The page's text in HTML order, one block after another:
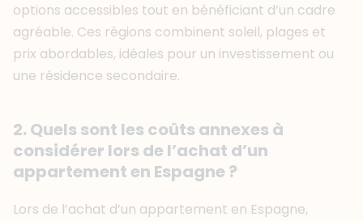
options accessibles tout en bénéficiant d’un cadre
agréable. Ces régions combinent soleil, plages et
prix abordables, idéales pour un investissement ou
une résidence secondaire.
2. Quels sont les coûts annexes à
considérer lors de l’achat d’un
appartement en Espagne ?
Lors de l’achat d’un appartement en Espagne,